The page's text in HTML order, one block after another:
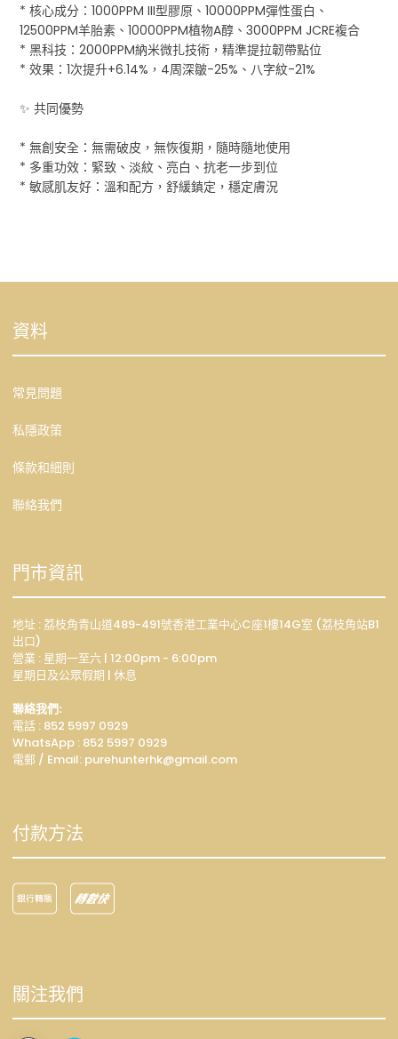
* 核心成分：1000PPM III型膠原、10000PPM彈性蛋白、
12500PPM羊胎素、10000PPM植物A醇、3000PPM JCRE複合
* 黑科技：2000PPM納米微扎技術，精準提拉韌帶點位
* 效果：1次提升+6.14%，4周深皺-25%、八字紋-21%
✨ 共同優勢
* 無創安全：無需破皮，無恢復期，隨時隨地使用
* 多重功效：緊致、淡紋、亮白、抗老一步到位
* 敏感肌友好：溫和配方，舒緩鎮定，穩定膚況
資料
常見問題
私隱政策
條款和細則
聯絡我們
門市資訊
地址 : 荔枝角青山道489-491號香港工業中心C座1樓14G室 (荔枝角站B1
出口)
營業 : 星期一至六 | 12:00pm - 6:00pm
星期日及公眾假期 | 休息
聯絡我們:
電話 : 852 5997 0929
WhatsApp : 852 5997 0929
電郵 / Email: purehunterhk@gmail.com
付款方法
關注我們